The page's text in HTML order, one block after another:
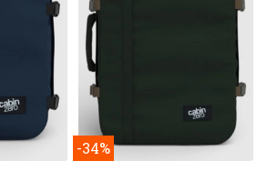
-34%